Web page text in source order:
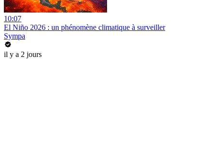
10:07
El Niño 2026 : un phénomène climatique à surveiller
Sympa
il y a 2 jours